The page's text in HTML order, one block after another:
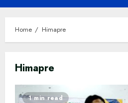
Menu
Home Himapre
Himapre
1 min read